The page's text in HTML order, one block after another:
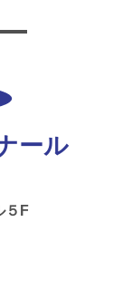
ール
５F